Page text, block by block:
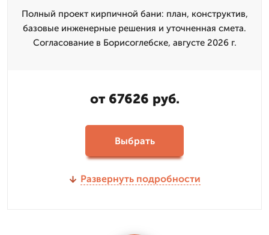
Полный проект кирпичной бани: план, конструктив,
базовые инженерные решения и уточненная смета.
Согласование в Борисоглебске, августе 2026 г.
от 67626 руб.
Выбрать
Развернуть подробности